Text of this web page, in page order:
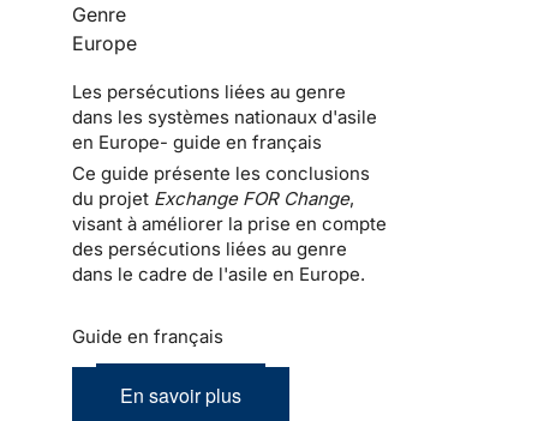
Genre
Europe
Les persécutions liées au genre
dans les systèmes nationaux d'asile
en Europe- guide en français
Ce guide présente les conclusions
du projet Exchange FOR Change,
visant à améliorer la prise en compte
des persécutions liées au genre
dans le cadre de l'asile en Europe.
Guide en français
En savoir plus